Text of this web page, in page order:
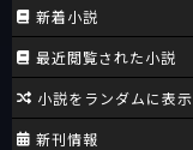
新着小説
最近閲覧された小説
小説をランダムに表示
新刊情報